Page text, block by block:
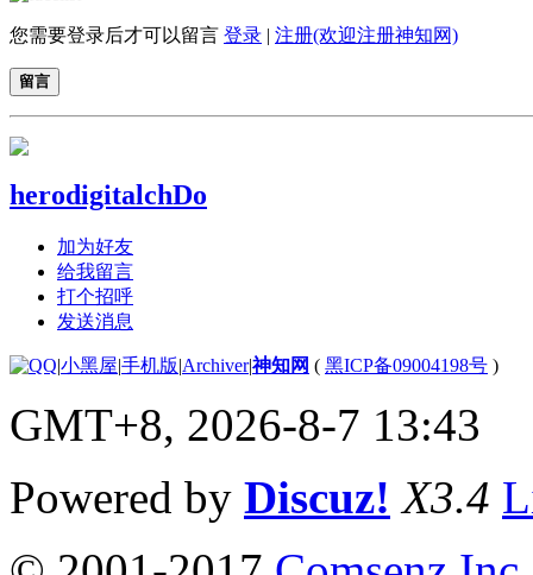
您需要登录后才可以留言 登录 | 注册(欢迎注册神知网)
留言
herodigitalchDo
加为好友
给我留言
打个招呼
发送消息
|小黑屋|手机版|Archiver|神知网 ( 黑ICP备09004198号 )
GMT+8, 2026-8-7 13:43
Powered by Discuz! X3.4